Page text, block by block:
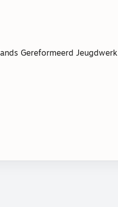
Gereformeerd Jeugdwerk